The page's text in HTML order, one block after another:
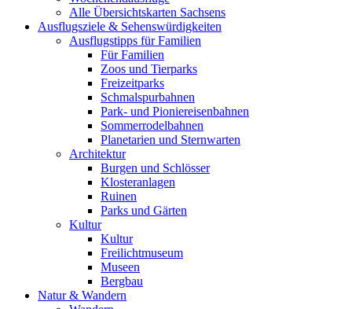
Alle Übersichtskarten Sachsens
Ausflugsziele & Sehenswürdigkeiten
Ausflugstipps für Familien
Für Familien
Zoos und Tierparks
Freizeitparks
Schmalspurbahnen
Park- und Pioniereisenbahnen
Sommerrodelbahnen
Planetarien und Sternwarten
Architektur
Burgen und Schlösser
Klosteranlagen
Ruinen
Parks und Gärten
Kultur
Kultur
Freilichtmuseum
Museen
Bergbau
Natur & Wandern